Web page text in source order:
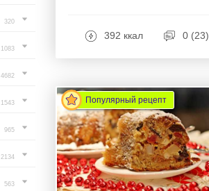
320
1083
4682
1543
965
2134
563
392 ккал 0 (23)
Популярный рецепт